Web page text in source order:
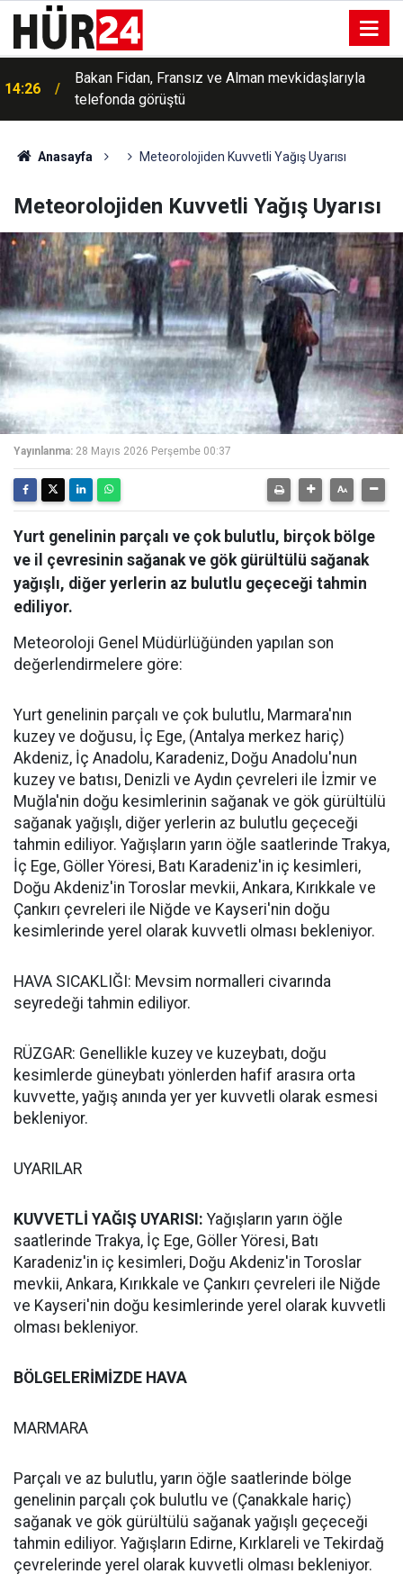
14:26
Bakan Fidan, Fransız ve Alman mevkidaşlarıyla
telefonda görüştü
Anasayfa Meteorolojiden Kuvvetli Yağış Uyarısı
Meteorolojiden Kuvvetli Yağış Uyarısı
Yayınlanma: 28 Mayıs 2026 Perşembe 00:37
Yurt genelinin parçalı ve çok bulutlu, birçok bölge
ve il çevresinin sağanak ve gök gürültülü sağanak
yağışlı, diğer yerlerin az bulutlu geçeceği tahmin
ediliyor.
Meteoroloji Genel Müdürlüğünden yapılan son
değerlendirmelere göre:
Yurt genelinin parçalı ve çok bulutlu, Marmara'nın
kuzey ve doğusu, İç Ege, (Antalya merkez hariç)
Akdeniz, İç Anadolu, Karadeniz, Doğu Anadolu'nun
kuzey ve batısı, Denizli ve Aydın çevreleri ile İzmir ve
Muğla'nin doğu kesimlerinin sağanak ve gök gürültülü
sağanak yağışlı, diğer yerlerin az bulutlu geçeceği
tahmin ediliyor. Yağışların yarın öğle saatlerinde Trakya,
İç Ege, Göller Yöresi, Batı Karadeniz'in iç kesimleri,
Doğu Akdeniz'in Toroslar mevkii, Ankara, Kırıkkale ve
Çankırı çevreleri ile Niğde ve Kayseri'nin doğu
kesimlerinde yerel olarak kuvvetli olması bekleniyor.
HAVA SICAKLIĞI: Mevsim normalleri civarında
seyredeği tahmin ediliyor.
RÜZGAR: Genellikle kuzey ve kuzeybatı, doğu
kesimlerde güneybatı yönlerden hafif arasıra orta
kuvvette, yağış anında yer yer kuvvetli olarak esmesi
bekleniyor.
UYARILAR
KUVVETLİ YAĞIŞ UYARISI: Yağışların yarın öğle
saatlerinde Trakya, İç Ege, Göller Yöresi, Batı
Karadeniz'in iç kesimleri, Doğu Akdeniz'in Toroslar
mevkii, Ankara, Kırıkkale ve Çankırı çevreleri ile Niğde
ve Kayseri'nin doğu kesimlerinde yerel olarak kuvvetli
olması bekleniyor.
BÖLGELERİMİZDE HAVA
MARMARA
Parçalı ve az bulutlu, yarın öğle saatlerinde bölge
genelinin parçalı çok bulutlu ve (Çanakkale hariç)
sağanak ve gök gürültülü sağanak yağışlı geçeceği
tahmin ediliyor. Yağışların Edirne, Kırklareli ve Tekirdağ
çevrelerinde yerel olarak kuvvetli olması bekleniyor.